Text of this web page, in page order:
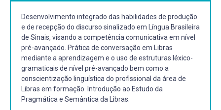
Desenvolvimento integrado das habilidades de produção
e de recepção do discurso sinalizado em Língua Brasileira
de Sinais, visando a competência comunicativa em nível
pré-avançado. Prática de conversação em Libras
mediante a aprendizagem e o uso de estruturas léxico-
gramaticais de nível pré-avançado bem como a
conscientização linguística do profissional da área de
Libras em formação. Introdução ao Estudo da
Pragmática e Semântica da Libras.